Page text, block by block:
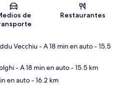
de
Restaurantes
Vecchiu- A 18 min en auto- 15.5
- A 18 min en auto- 15.5 km
en auto- 16.2 km